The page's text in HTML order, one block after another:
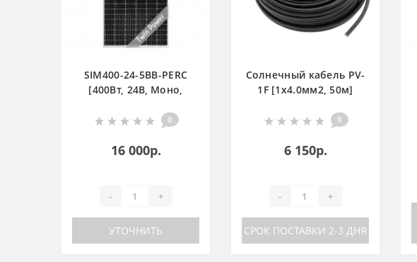
SIM400-24-5BB-PERC
[400Вт, 24В, Моно,
0
16 000р.
- +
УТОЧНИТЬ
Солнечный кабель PV-
1F [1x4.0мм2, 50м]
0
6 150р.
- +
СРОК ПОСТАВКИ 2-3 ДНЯ